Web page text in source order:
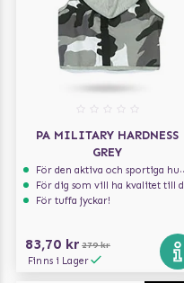
PA MILITARY HARDNESS
GREY
För den aktiva och sportiga hunden
För dig som vill ha kvalitet till din hund!
För tuffa jyckar!
83,70 kr 279 kr
Finns i Lager